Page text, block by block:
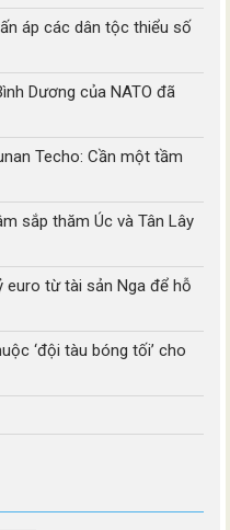
áp các dân tộc thiểu số
Dương của NATO đã
Techo: Cần một tầm
sắp thăm Úc và Tân Lây
euro từ tài sản Nga để hỗ
‘đội tàu bóng tối’ cho